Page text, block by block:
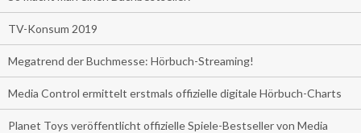
TV-Konsum 2019
Megatrend der Buchmesse: Hörbuch-Streaming!
Media Control ermittelt erstmals offizielle digitale Hörbuch-Charts
Planet Toys veröffentlicht offizielle Spiele-Bestseller von Media